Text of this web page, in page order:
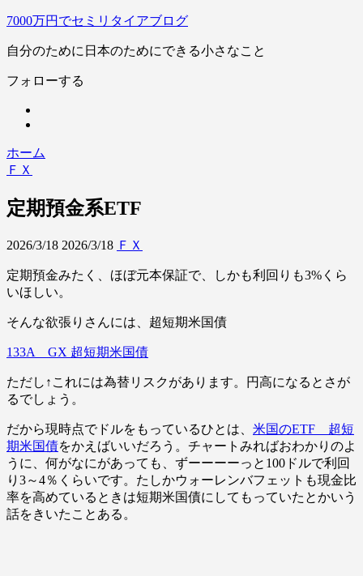
7000万円でセミリタイアブログ
自分のために日本のためにできる小さなこと
フォローする
ホーム
ＦＸ
定期預金系ETF
2026/3/18 2026/3/18 ＦＸ
定期預金みたく、ほぼ元本保証で、しかも利回りも3%くら
いほしい。
そんな欲張りさんには、超短期米国債
133A GX 超短期米国債
ただし↑これには為替リスクがあります。円高になるとさが
るでしょう。
だから現時点でドルをもっているひとは、 米国のETF 超短
期米国債をかえばいいだろう。チャートみればおわかりのよ
うに、何がなにがあっても、ずーーーーっと100ドルで利回
り3～4％くらいです。たしかウォーレンバフェットも現金比
率を高めているときは短期米国債にしてもっていたとかいう
話をきいたことある。